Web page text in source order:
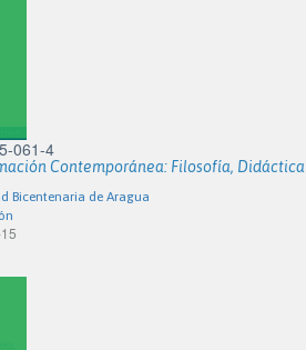
061-4
Contemporánea: Filosofía,
Bicentenaria de Aragua